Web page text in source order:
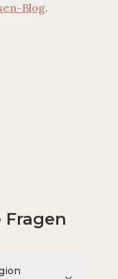
Blog.